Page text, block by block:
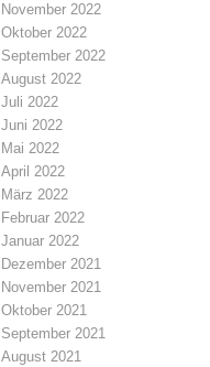
November 2022
Oktober 2022
September 2022
August 2022
Juli 2022
Juni 2022
Mai 2022
April 2022
März 2022
Februar 2022
Januar 2022
Dezember 2021
November 2021
Oktober 2021
September 2021
August 2021